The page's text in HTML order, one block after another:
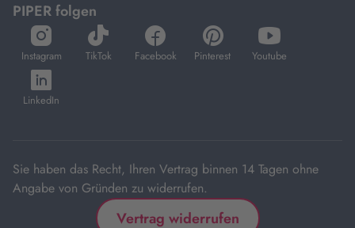
PIPER folgen
Instagram
öffnet
in
neuem
Tab
TikTok
öffnet
in
Facebook
öffnet
in
Pinterest
öffnet
in
Youtube
öffnet
in
LinkedIn
öffnet
in
Sie haben das Recht, Ihren Vertrag binnen 14 Tagen ohne
Angabe von Gründen zu widerrufen.
Vertrag widerrufen